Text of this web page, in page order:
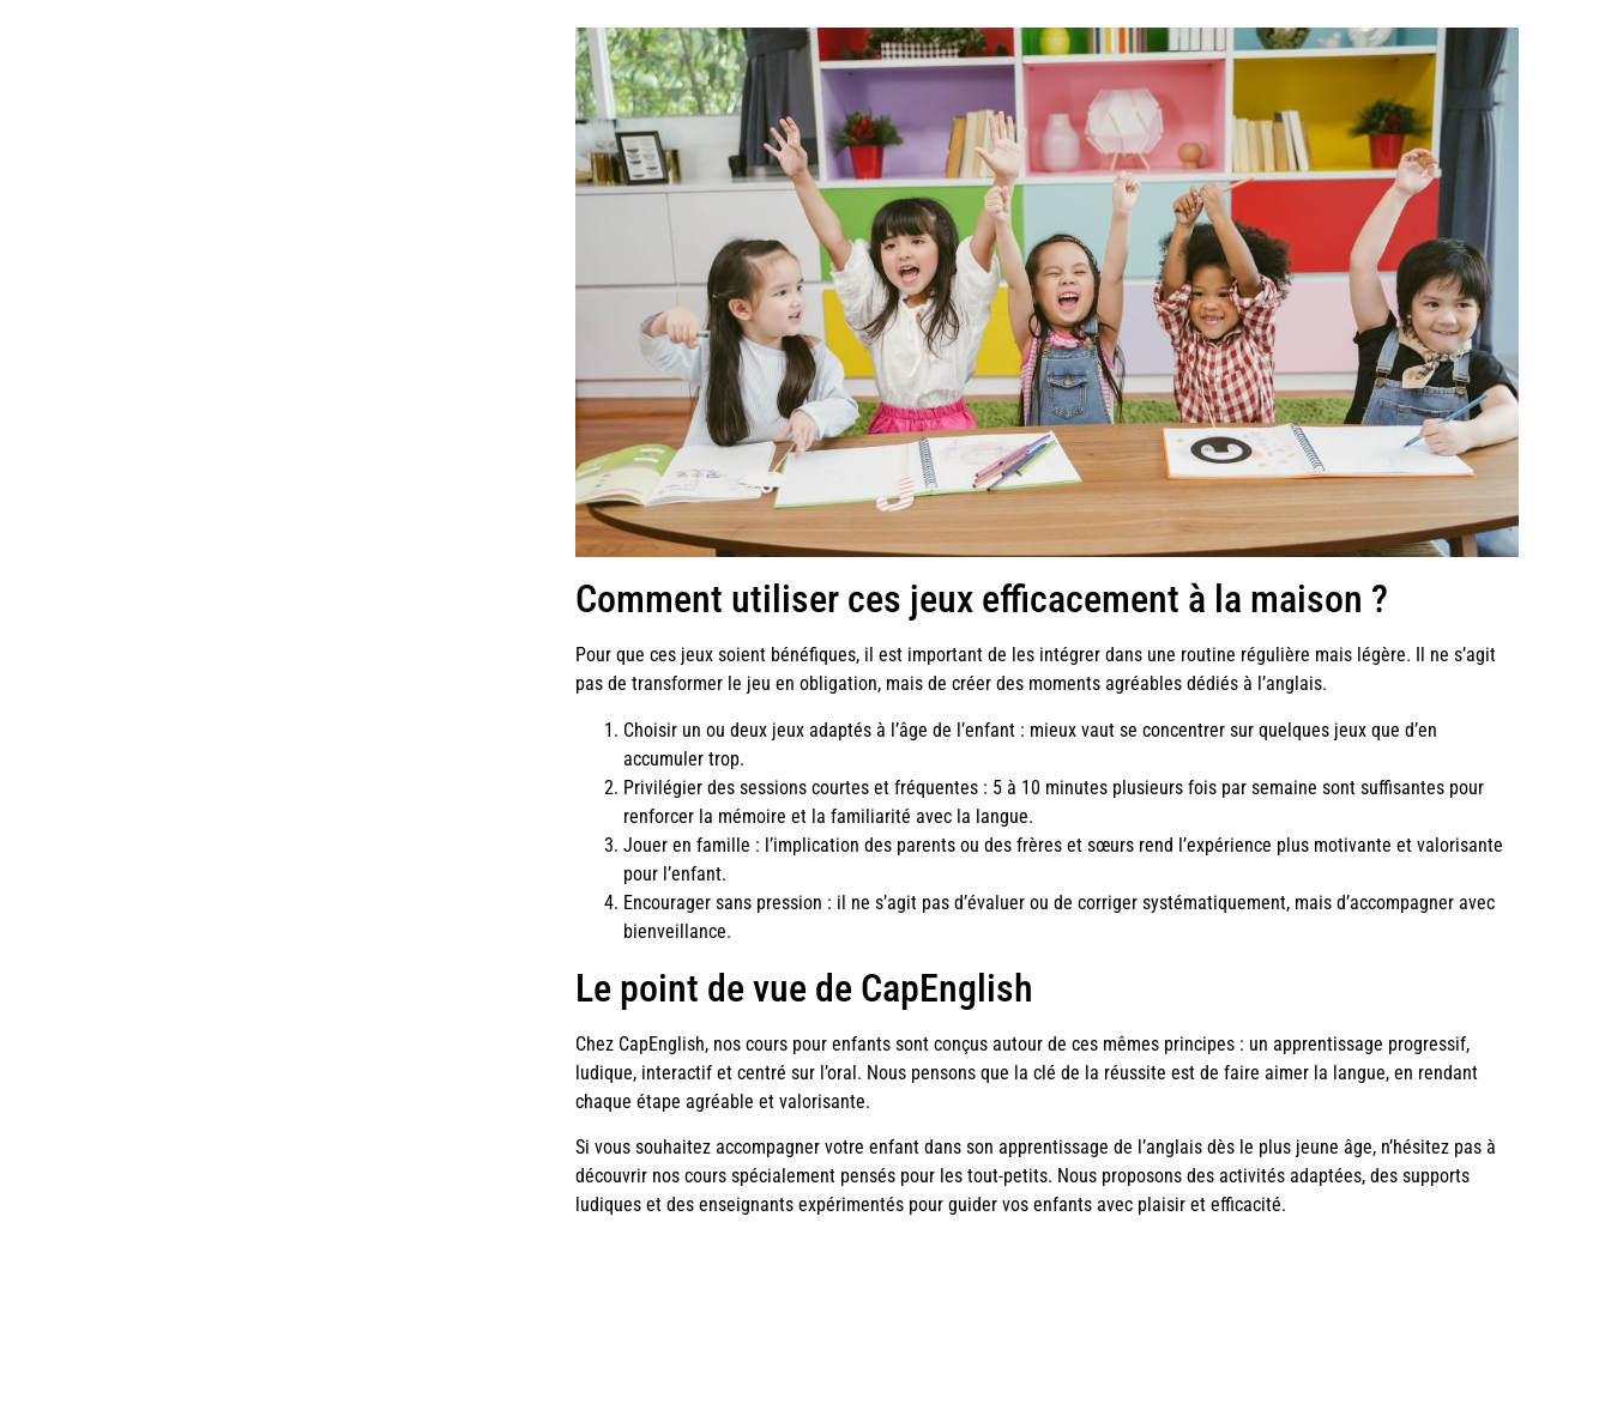
Comment utiliser ces jeux efficacement à la maison ?
Pour que ces jeux soient bénéfiques, il est important de les intégrer dans une routine régulière mais légère. Il ne s’agit
pas de transformer le jeu en obligation, mais de créer des moments agréables dédiés à l’anglais.
Choisir un ou deux jeux adaptés à l’âge de l’enfant : mieux vaut se concentrer sur quelques jeux que d’en
accumuler trop.
Privilégier des sessions courtes et fréquentes : 5 à 10 minutes plusieurs fois par semaine sont suffisantes pour
renforcer la mémoire et la familiarité avec la langue.
Jouer en famille : l’implication des parents ou des frères et sœurs rend l’expérience plus motivante et valorisante
pour l’enfant.
Encourager sans pression : il ne s’agit pas d’évaluer ou de corriger systématiquement, mais d’accompagner avec
bienveillance.
Le point de vue de CapEnglish
Chez CapEnglish, nos cours pour enfants sont conçus autour de ces mêmes principes : un apprentissage progressif,
ludique, interactif et centré sur l’oral. Nous pensons que la clé de la réussite est de faire aimer la langue, en rendant
chaque étape agréable et valorisante.
Si vous souhaitez accompagner votre enfant dans son apprentissage de l’anglais dès le plus jeune âge, n’hésitez pas à
découvrir nos cours spécialement pensés pour les tout-petits. Nous proposons des activités adaptées, des supports
ludiques et des enseignants expérimentés pour guider vos enfants avec plaisir et efficacité.